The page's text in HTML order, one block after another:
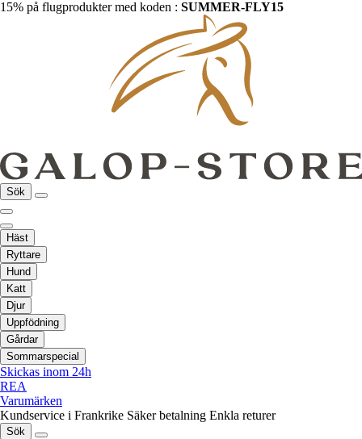
15% på flugprodukter med koden : SUMMER-FLY15
Sök
Häst
Ryttare
Hund
Katt
Djur
Uppfödning
Gårdar
Sommarspecial
Skickas inom 24h
REA
Varumärken
Kundservice i Frankrike Säker betalning Enkla returer
Sök